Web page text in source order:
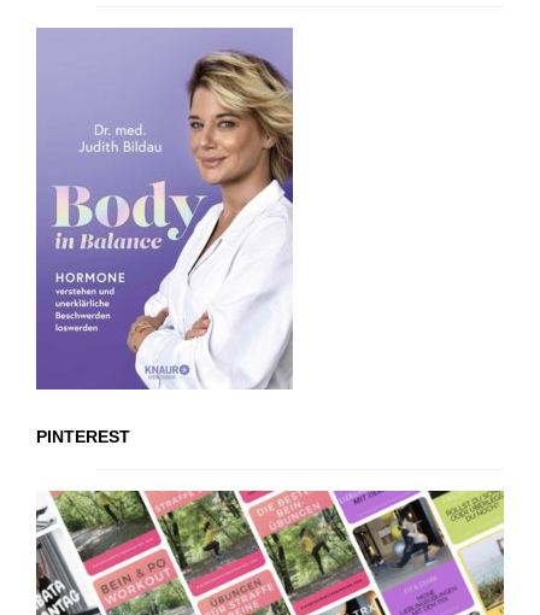
PINTEREST